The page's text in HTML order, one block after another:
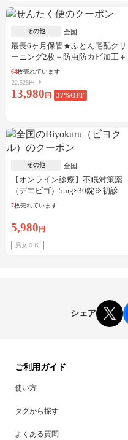
その他 全国
最長6ヶ月保管★ふとん宅配クリ
ーニング2枚＋防虫防カビ加工＋
しみ抜き
64枚売れています
22,528円
13,980 円 37%OFF
その他 全国
【オンライン診療】不眠対策薬
（デエビゴ）5mg×30錠※初診
料・送料込
7枚売れています
5,980 円
男女ＯＫ
シェア
ご利用ガイド
使い方
タグから探す
よくある質問